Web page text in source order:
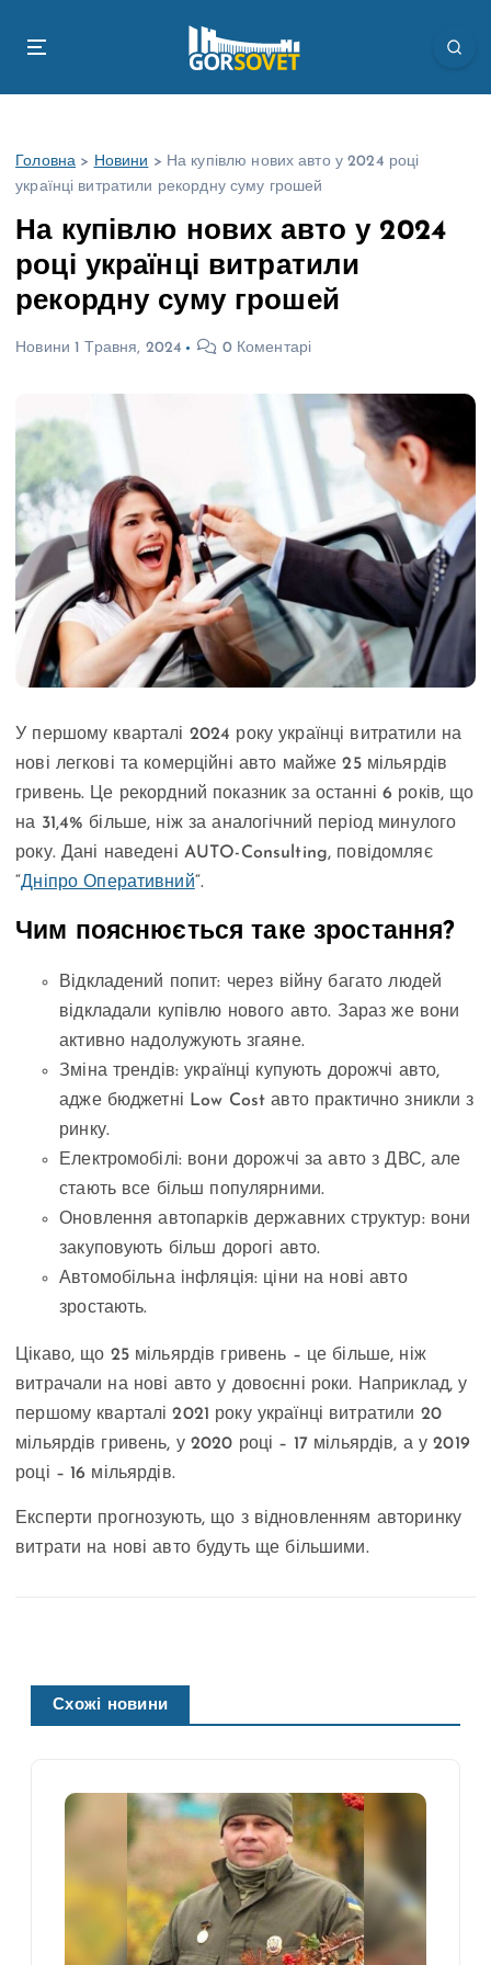
Головна > Новини > На купівлю нових авто у 2024 році
українці витратили рекордну суму грошей
На купівлю нових авто у 2024
році українці витратили
рекордну суму грошей
Новини 1 Травня, 2024 0 Коментарі
У першому кварталі 2024 року українці витратили на
нові легкові та комерційні авто майже 25 мільярдів
гривень. Це рекордний показник за останні 6 років, що
на 31,4% більше, ніж за аналогічний період минулого
року. Дані наведені AUTO-Consulting, повідомляє
“Дніпро Оперативний“.
Чим пояснюється таке зростання?
Відкладений попит: через війну багато людей
відкладали купівлю нового авто. Зараз же вони
активно надолужують згаяне.
Зміна трендів: українці купують дорожчі авто,
адже бюджетні Low Cost авто практично зникли з
ринку.
Електромобілі: вони дорожчі за авто з ДВС, але
стають все більш популярними.
Оновлення автопарків державних структур: вони
закуповують більш дорогі авто.
Автомобільна інфляція: ціни на нові авто
зростають.
Цікаво, що 25 мільярдів гривень – це більше, ніж
витрачали на нові авто у довоєнні роки. Наприклад, у
першому кварталі 2021 року українці витратили 20
мільярдів гривень, у 2020 році – 17 мільярдів, а у 2019
році – 16 мільярдів.
Експерти прогнозують, що з відновленням авторинку
витрати на нові авто будуть ще більшими.
Схожі новини